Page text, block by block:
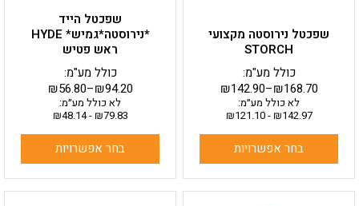
שפכטל נירוסטה מקצועי
STORCH
₪142.90–₪168.70
כולל מע"מ:
לא כולל מע״מ:
₪142.97
-
₪121.10
בחר אפשרויות
שפכטל הייד
*נירוסטה*גמיש* HYDE
ראש פטיש
₪56.80–₪94.20
כולל מע"מ:
לא כולל מע״מ:
₪79.83
-
₪48.14
בחר אפשרויות
המוצר